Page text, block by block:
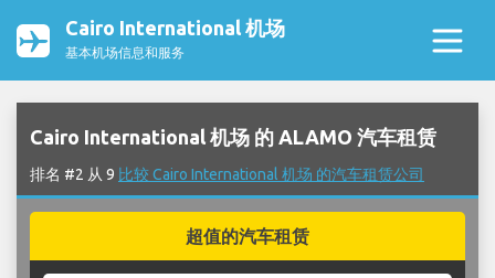
Cairo International 机场
基本机场信息和服务
Cairo International 机场 的 ALAMO 汽车租赁
排名 #2 从 9 比较 Cairo International 机场 的汽车租赁公司
超值的汽车租赁